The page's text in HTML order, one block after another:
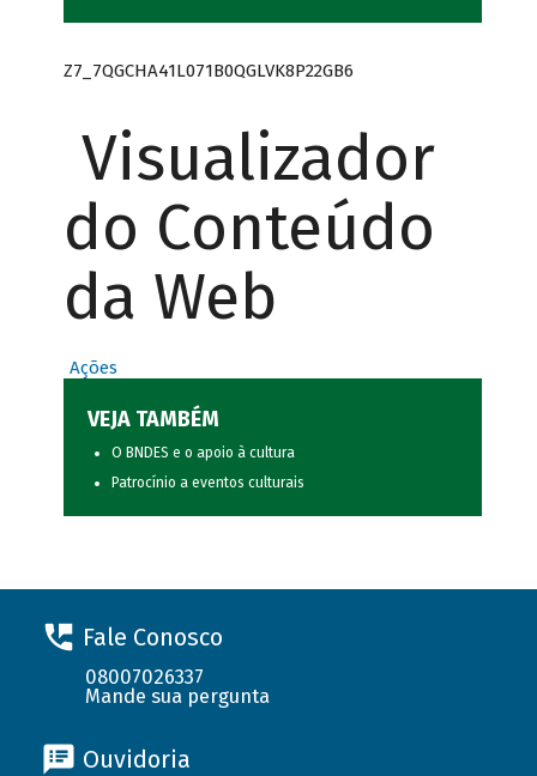
Z7_7QGCHA41L071B0QGLVK8P22GB6
Visualizador
do Conteúdo
da Web
Ações
VEJA TAMBÉM
O BNDES e o apoio à cultura
Patrocínio a eventos culturais
Fale Conosco
08007026337
Mande sua pergunta
Ouvidoria